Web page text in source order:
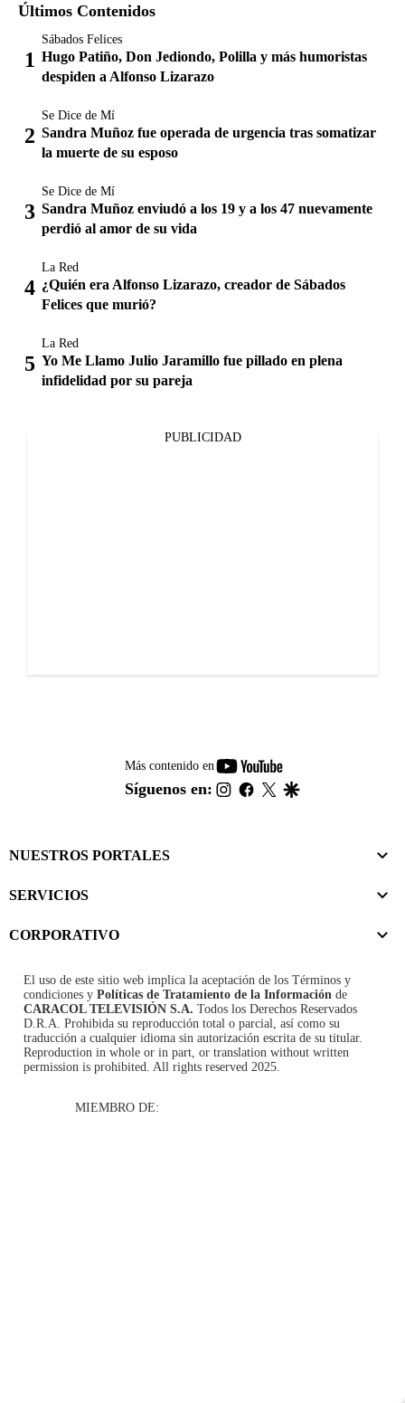
Últimos Contenidos
Sábados Felices
Hugo Patiño, Don Jediondo, Polilla y más humoristas
despiden a Alfonso Lizarazo
Se Dice de Mí
Sandra Muñoz fue operada de urgencia tras somatizar
la muerte de su esposo
Se Dice de Mí
Sandra Muñoz enviudó a los 19 y a los 47 nuevamente
perdió al amor de su vida
La Red
¿Quién era Alfonso Lizarazo, creador de Sábados
Felices que murió?
La Red
Yo Me Llamo Julio Jaramillo fue pillado en plena
infidelidad por su pareja
PUBLICIDAD
Más contenido en
youtube-
footer
Síguenos en: instagram
facebook
twitter
NUESTROS PORTALES
SERVICIOS
CORPORATIVO
El uso de este sitio web implica la aceptación de los Términos y
condiciones y Políticas de Tratamiento de la Información de
CARACOL TELEVISIÓN S.A. Todos los Derechos Reservados
D.R.A. Prohibida su reproducción total o parcial, así como su
traducción a cualquier idioma sin autorización escrita de su titular.
Reproduction in whole or in part, or translation without written
permission is prohibited. All rights reserved 2025.
MIEMBRO DE: